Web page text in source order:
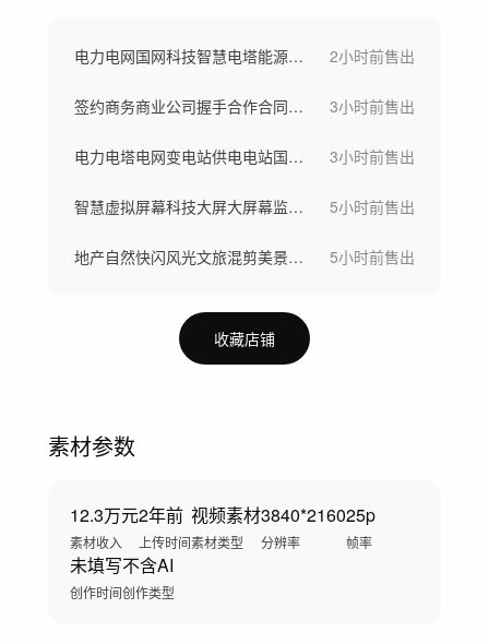
电力电网国网科技智慧电塔能源电站电供电 2小时前售出
签约商务商业公司握手合作合同团队客户企业 3小时前售出
电力电塔电网变电站供电电站国家电网国网电 3小时前售出
智慧虚拟屏幕科技大屏大屏幕监控网络云信息 5小时前售出
地产自然快闪风光文旅混剪美景旅游中式山水 5小时前售出
收藏店铺
素材参数
12.3万元
素材收入
2年前
上传时间
视频素材
素材类型
3840*2160
分辨率
25p
帧率
未填写
创作时间
不含AI
创作类型